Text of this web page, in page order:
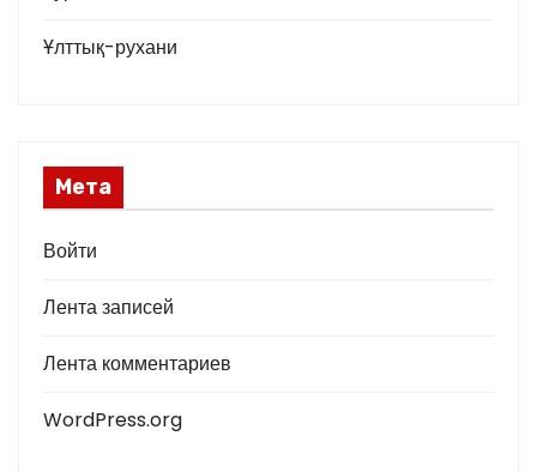
Ұлттық-рухани
Мета
Войти
Лента записей
Лента комментариев
WordPress.org